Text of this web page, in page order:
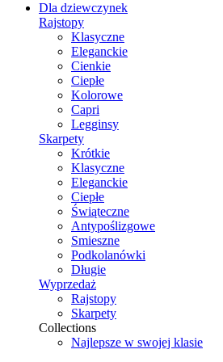
Dla dziewczynek
Rajstopy
Klasyczne
Eleganckie
Cienkie
Ciepłe
Kolorowe
Capri
Legginsy
Skarpety
Krótkie
Klasyczne
Eleganckie
Ciepłe
Świąteczne
Antypoślizgowe
Smieszne
Podkolanówki
Długie
Wyprzedaż
Rajstopy
Skarpety
Collections
Najlepsze w swojej klasie